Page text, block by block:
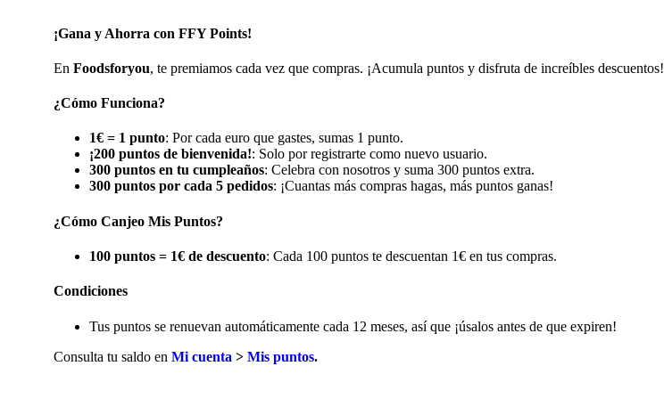
¡Gana y Ahorra con FFY Points!
En Foodsforyou, te premiamos cada vez que compras. ¡Acumula puntos y disfruta de increíbles descuentos!
¿Cómo Funciona?
1€ = 1 punto: Por cada euro que gastes, sumas 1 punto.
¡200 puntos de bienvenida!: Solo por registrarte como nuevo usuario.
300 puntos en tu cumpleaños: Celebra con nosotros y suma 300 puntos extra.
300 puntos por cada 5 pedidos: ¡Cuantas más compras hagas, más puntos ganas!
¿Cómo Canjeo Mis Puntos?
100 puntos = 1€ de descuento: Cada 100 puntos te descuentan 1€ en tus compras.
Condiciones
Tus puntos se renuevan automáticamente cada 12 meses, así que ¡úsalos antes de que expiren!
Consulta tu saldo en Mi cuenta > Mis puntos.